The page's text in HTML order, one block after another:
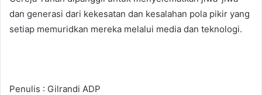
dan generasi dari kekesatan dan kesalahan pola pikir yang
setiap memuridkan mereka melalui media dan teknologi.
Penulis : Gilrandi ADP